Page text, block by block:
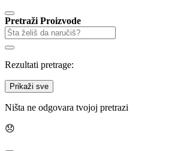
Pretraži Proizvode
Rezultati pretrage:
Prikaži sve
Ništa ne odgovara tvojoj pretrazi
😞